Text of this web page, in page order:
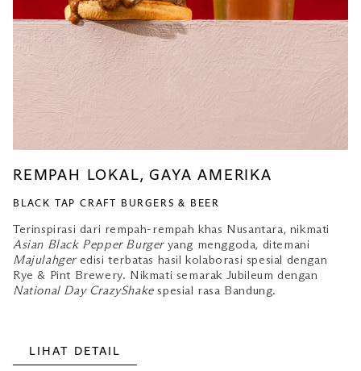
REMPAH LOKAL, GAYA AMERIKA
BLACK TAP CRAFT BURGERS & BEER
Terinspirasi dari rempah-rempah khas Nusantara, nikmati
Asian Black Pepper Burgeryang menggoda, ditemani
Majulahgeredisi terbatas hasil kolaborasi spesial dengan
Rye & Pint Brewery. Nikmati semarak Jubileum dengan
National Day CrazyShakespesial rasa Bandung.
LIHAT DETAIL